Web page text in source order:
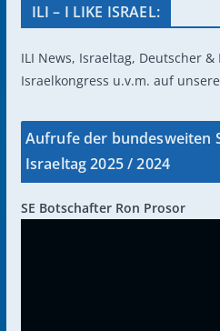
ILI – I LIKE ISRAEL:
ILI News, Israeltag, Deutscher
Israelkongress u.v.m. auf
Aufrufe der bundesweiten
Israeltag 2025 / 2024
SE Botschafter Ron Prosor